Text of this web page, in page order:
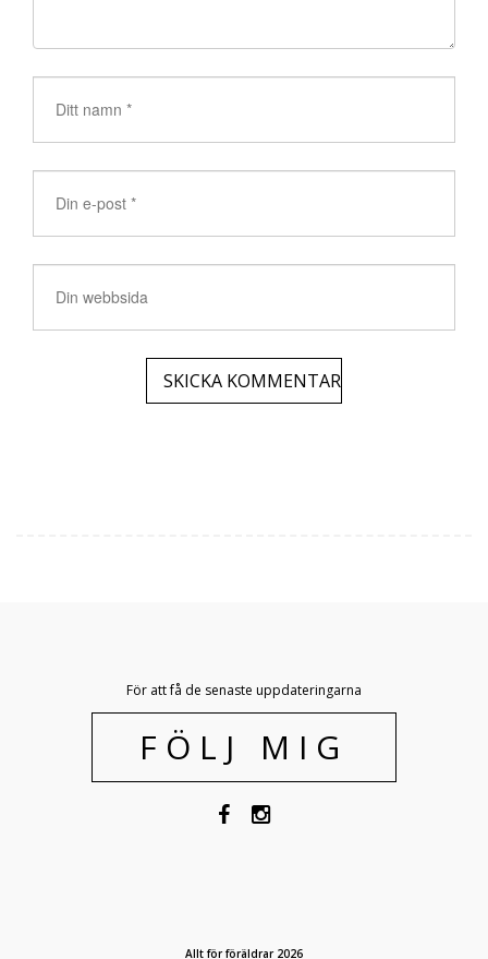
För att få de senaste uppdateringarna
FÖLJ MIG
Allt för föräldrar 2026